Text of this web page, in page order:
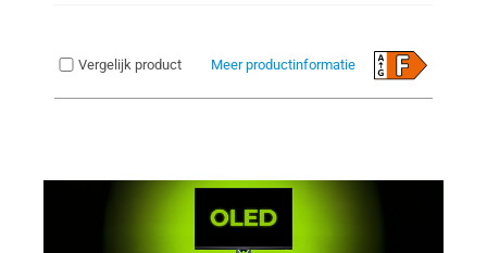
Vergelijk product Meer productinformatie